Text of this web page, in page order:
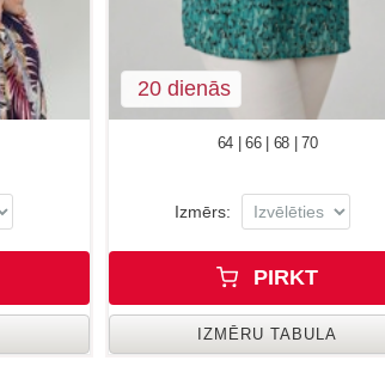
20 dienās
64 | 66 | 68 | 70
Izmērs:
PIRKT
IZMĒRU TABULA